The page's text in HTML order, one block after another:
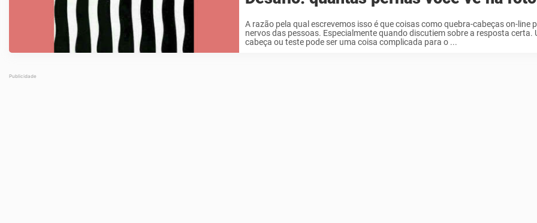
A razão pela qual escrevemos isso é que coisas como quebra-cabeças on-line
nervos das pessoas. Especialmente quando discutiem sobre a resposta certa.
cabeça ou teste pode ser uma coisa complicada para o ...